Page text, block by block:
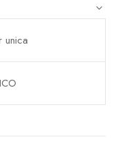
unica